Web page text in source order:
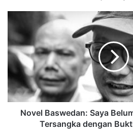
Novel Baswedan: Saya
Tersangka dengan